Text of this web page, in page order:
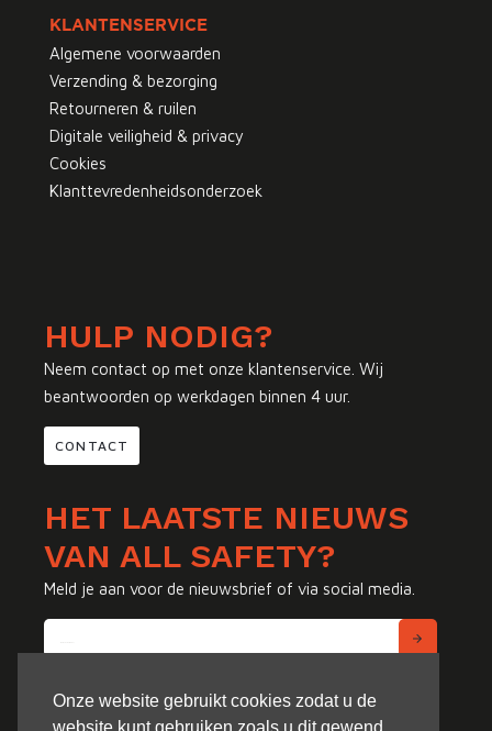
Onze website gebruikt cookies zodat u de
KLANTENSERVICE
Algemene voorwaarden
Verzending & bezorging
Retourneren & ruilen
Digitale veiligheid & privacy
Cookies
Klanttevredenheidsonderzoek
HULP NODIG?
Neem contact op met onze klantenservice. Wij
beantwoorden op werkdagen binnen 4 uur.
CONTACT
HET LAATSTE NIEUWS
VAN ALL SAFETY?
Meld je aan voor de nieuwsbrief of via social media.